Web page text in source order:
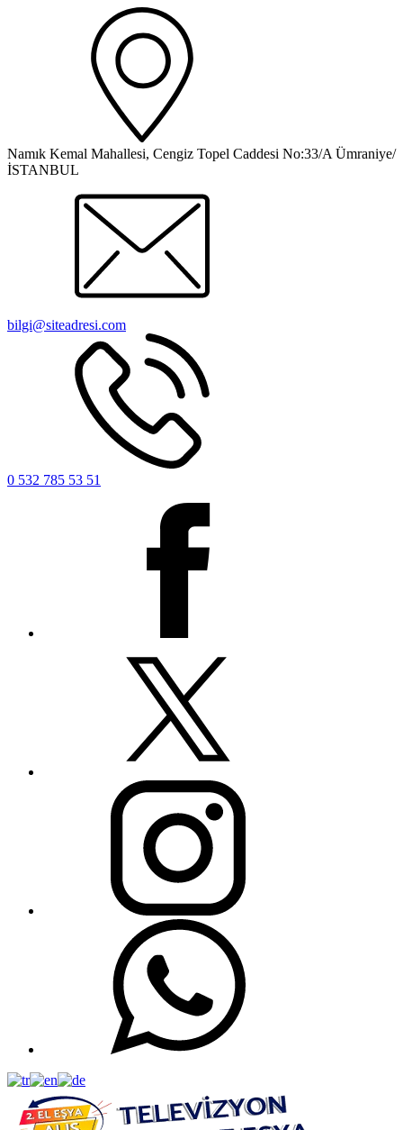
Namık Kemal Mahallesi, Cengiz Topel Caddesi No:33/A Ümraniye/
İSTANBUL
bilgi@siteadresi.com
0 532 785 53 51